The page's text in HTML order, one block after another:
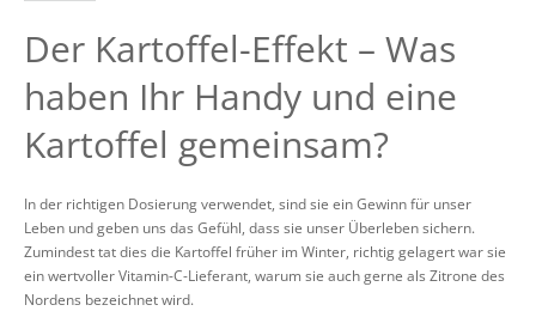
Der Kartoffel-Effekt – Was
haben Ihr Handy und eine
Kartoffel gemeinsam?
In der richtigen Dosierung verwendet, sind sie ein Gewinn für unser
Leben und geben uns das Gefühl, dass sie unser Überleben sichern.
Zumindest tat dies die Kartoffel früher im Winter, richtig gelagert war sie
ein wertvoller Vitamin-C-Lieferant, warum sie auch gerne als Zitrone des
Nordens bezeichnet wird.